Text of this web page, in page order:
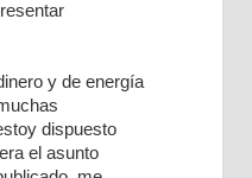
y de energía
dispuesto
el asunto